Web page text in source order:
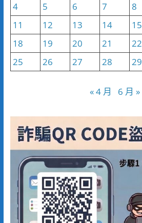
4
5 6 7 8
11
12 13 14 15
18
19 20 21 22
25
26 27 28 29
« 4 月 6 月 »